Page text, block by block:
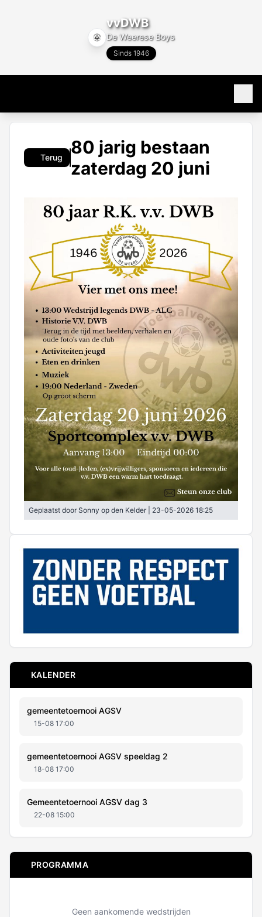
vvDWB
De Weerese Boys
Sinds 1946
80 jaar
Programma
Alle teams
Bestuur
Regels & omgangsnormen
Adres & contactgegevens
Club van 50
Historie
Trainingsdagen/tijden
Leden info
Kledingfonds
Privacyverklaring
Contributie
Vrijwilligerstaken
Overzicht sponsoren
Sponsor worden
Contact sponsorcommissie
Terug
80 jarig bestaan
zaterdag 20 juni
Geplaatst door Sonny op den Kelder | 23-05-2026 18:25
KALENDER
gemeentetoernooi AGSV
15-08 17:00
gemeentetoernooi AGSV speeldag 2
18-08 17:00
Gemeentetoernooi AGSV dag 3
22-08 15:00
PROGRAMMA
Geen aankomende wedstrijden